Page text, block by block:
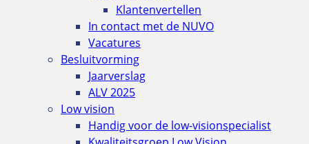
Klantenvertellen
In contact met de NUVO
Vacatures
Besluitvorming
Jaarverslag
ALV 2025
Low vision
Handig voor de low-visionspecialist